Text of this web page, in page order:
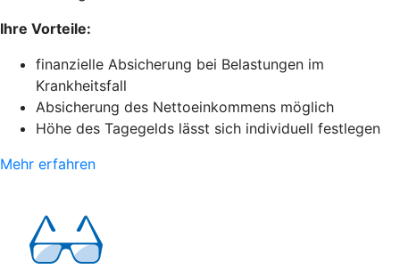
Ihre Vorteile:
finanzielle Absicherung bei Belastungen im
Krankheitsfall
Absicherung des Nettoeinkommens möglich
Höhe des Tagegelds lässt sich individuell festlegen
Mehr erfahren